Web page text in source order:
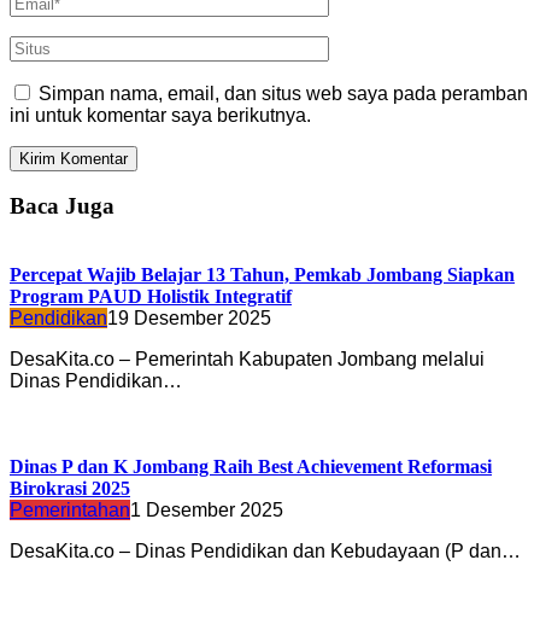
Simpan nama, email, dan situs web saya pada peramban
ini untuk komentar saya berikutnya.
Baca Juga
Percepat Wajib Belajar 13 Tahun, Pemkab Jombang Siapkan
Program PAUD Holistik Integratif
Pendidikan19 Desember 2025
DesaKita.co – Pemerintah Kabupaten Jombang melalui
Dinas Pendidikan…
Dinas P dan K Jombang Raih Best Achievement Reformasi
Birokrasi 2025
Pemerintahan1 Desember 2025
DesaKita.co – Dinas Pendidikan dan Kebudayaan (P dan…